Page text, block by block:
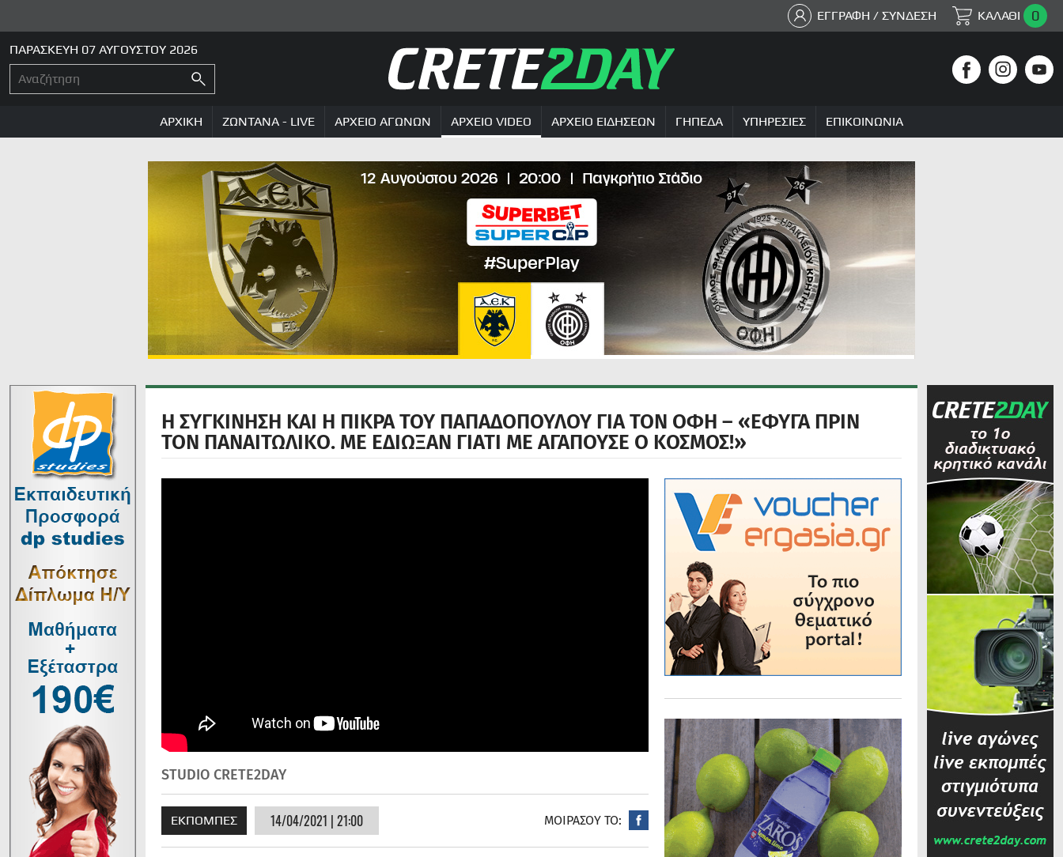
ΕΓΓΡΑΦΗ / ΣΥΝΔΕΣΗ ΚΑΛΑΘΙ 0
ΠΑΡΑΣΚΕΥΗ 07 ΑΥΓΟΥΣΤΟΥ 2026
ΑΡΧΙΚΗ ΖΩΝΤΑΝΑ - LIVE ΑΡΧΕΙΟ ΑΓΩΝΩΝ ΑΡΧΕΙΟ VIDEO ΑΡΧΕΙΟ ΕΙΔΗΣΕΩΝ ΓΗΠΕΔΑ ΥΠΗΡΕΣΙΕΣ ΕΠΙΚΟΙΝΩΝΙΑ
Η ΣΥΓΚΙΝΗΣΗ ΚΑΙ Η ΠΙΚΡΑ ΤΟΥ ΠΑΠΑΔΟΠΟΥΛΟΥ ΓΙΑ ΤΟΝ ΟΦΗ – «ΕΦΥΓΑ ΠΡΙΝ
ΤΟΝ ΠΑΝΑΙΤΩΛΙΚΟ. ΜΕ ΕΔΙΩΞΑΝ ΓΙΑΤΙ ΜΕ ΑΓΑΠΟΥΣΕ Ο ΚΟΣΜΟΣ!»
STUDIO CRETE2DAY
ΕΚΠΟΜΠΕΣ 14/04/2021 | 21:00 ΜΟΙΡΑΣΟΥ ΤΟ: